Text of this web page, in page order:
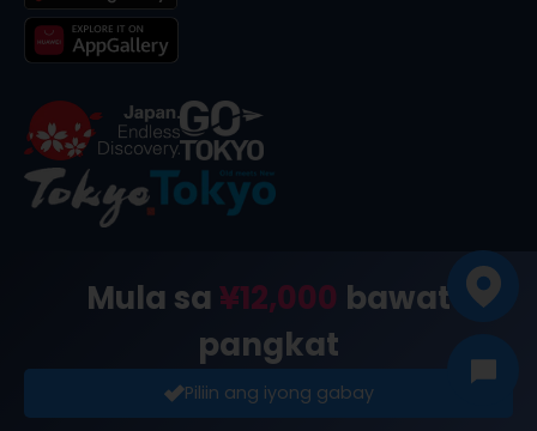
Mula sa ¥12,000 bawat
pangkat
Piliin ang iyong gabay
. メード・イン・ト